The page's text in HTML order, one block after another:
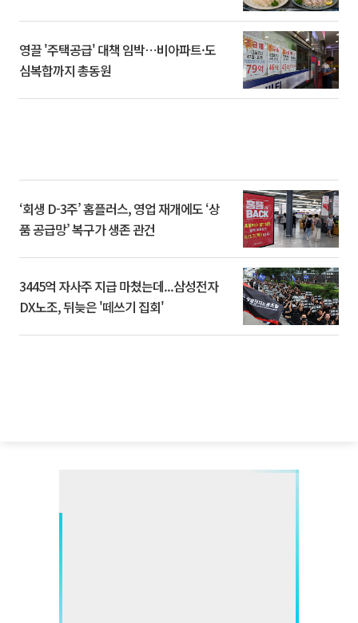
영끌 '주택공급' 대책 임박⋯비아파트·도
심복합까지 총동원
‘회생 D-3주’ 홈플러스, 영업 재개에도 ‘상
품 공급망’ 복구가 생존 관건
3445억 자사주 지급 마쳤는데...삼성전자
DX노조, 뒤늦은 '떼쓰기 집회'